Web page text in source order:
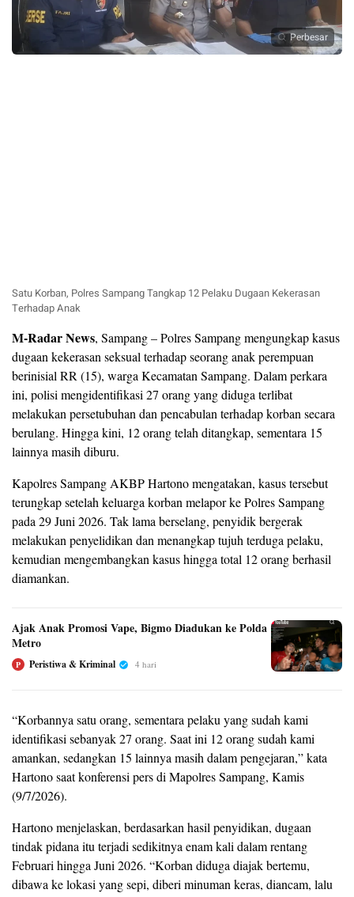
Perbesar
Satu Korban, Polres Sampang Tangkap 12 Pelaku Dugaan Kekerasan
Terhadap Anak
M-Radar News, Sampang – Polres Sampang mengungkap kasus
dugaan kekerasan seksual terhadap seorang anak perempuan
berinisial RR (15), warga Kecamatan Sampang. Dalam perkara
ini, polisi mengidentifikasi 27 orang yang diduga terlibat
melakukan persetubuhan dan pencabulan terhadap korban secara
berulang. Hingga kini, 12 orang telah ditangkap, sementara 15
lainnya masih diburu.
Kapolres Sampang AKBP Hartono mengatakan, kasus tersebut
terungkap setelah keluarga korban melapor ke Polres Sampang
pada 29 Juni 2026. Tak lama berselang, penyidik bergerak
melakukan penyelidikan dan menangkap tujuh terduga pelaku,
kemudian mengembangkan kasus hingga total 12 orang berhasil
diamankan.
Ajak Anak Promosi Vape, Bigmo Diadukan ke Polda
Metro
P Peristiwa & Kriminal 4 hari
“Korbannya satu orang, sementara pelaku yang sudah kami
identifikasi sebanyak 27 orang. Saat ini 12 orang sudah kami
amankan, sedangkan 15 lainnya masih dalam pengejaran,” kata
Hartono saat konferensi pers di Mapolres Sampang, Kamis
(9/7/2026).
Hartono menjelaskan, berdasarkan hasil penyidikan, dugaan
tindak pidana itu terjadi sedikitnya enam kali dalam rentang
Februari hingga Juni 2026. “Korban diduga diajak bertemu,
dibawa ke lokasi yang sepi, diberi minuman keras, diancam, lalu